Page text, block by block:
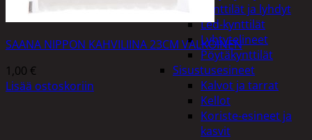
Kynttilät ja lyhdyt
Led-kynttilät
Lyhtytelineet
Pöytäkynttilät
Sisustusesineet
Kalvot ja tarrat
Kellot
Koriste-esineet ja
kasvit
SAANA NIPPON KAHVILIINA 23CM VALKOINEN
1,00 €
Lisää ostoskoriin